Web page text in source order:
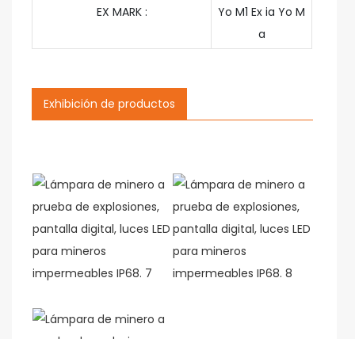
EX MARK :
Yo M1 Ex ia Yo M
a
Exhibición de productos